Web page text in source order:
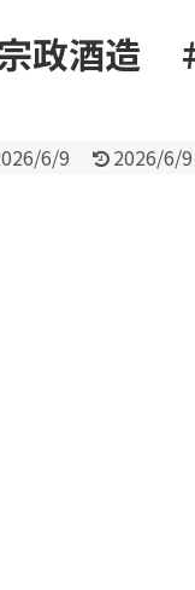
政酒造
6/9 2026/6/9